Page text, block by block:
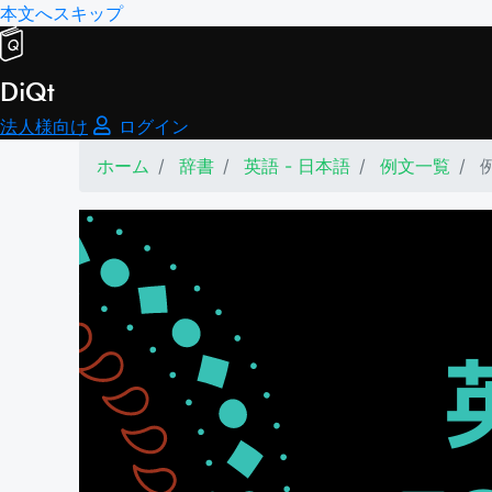
本文へスキップ
DiQt
法人様向け
ログイン
ホーム
辞書 英語 - 日本語 例文一覧